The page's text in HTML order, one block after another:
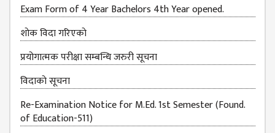
Exam Form of 4 Year Bachelors 4th Year opened.
शाेक विदा गरिएकाे
प्रयोगात्मक परीक्षा सम्बन्धि जरुरी सूचना
विदाकाे सूचना
Re-Examination Notice for M.Ed. 1st Semester (Found.
of Education-511)